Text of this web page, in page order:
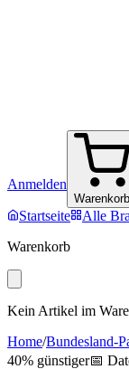
Anmelden
Warenkorb
Startseite Alle
Warenkorb
Kein Artikel im
Home/Bundesland-
40% günstiger📅